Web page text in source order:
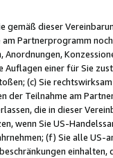
gemäß dieser
Partnerprogramm
einer für Sie
(c) Sie
der Teilnahme am
die in dieser
wenn Sie US-
(f) Sie alle